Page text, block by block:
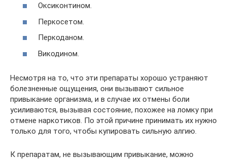
Оксиконтином.
Перкосетом.
Перкоданом.
Викодином.
Несмотря на то, что эти препараты хорошо устраняют
болезненные ощущения, они вызывают сильное
привыкание организма, и в случае их отмены боли
усиливаются, вызывая состояние, похожее на ломку при
отмене наркотиков. По этой причине принимать их нужно
только для того, чтобы купировать сильную алгию.
К препаратам, не вызывающим привыкание, можно